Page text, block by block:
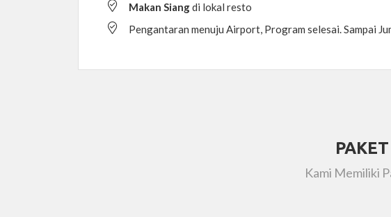
Makan Siangdi lokal resto
Pengantaran menuju Airport, Program selesai. Sampai
Kami Memiliki